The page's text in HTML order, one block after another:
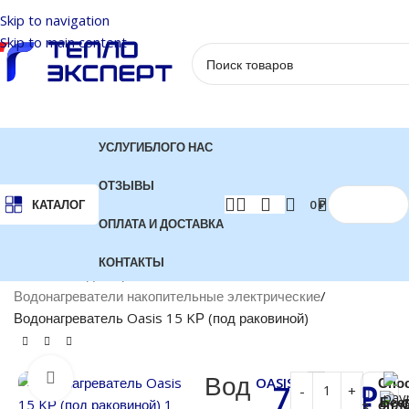
Skip to navigation
Skip to main content
КАТАЛОГ
УСЛУГИБЛОГО НАС
ОТЗЫВЫ
ОПЛАТА И ДОСТАВКА
КОНТАКТЫ
0₽
Водонагреватели накопительные электрические
Водонагреватель Oasis 15 KР (под раковиной)
Нажмите, чтобы увеличить
Вод OASIS7 500₽